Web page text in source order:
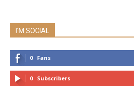
I'M SOCIAL
0 Fans
0 Subscribers